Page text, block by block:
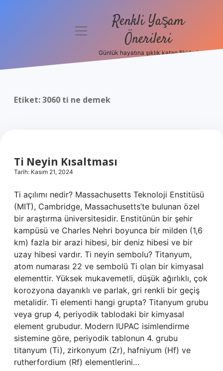
Politikası
menüyü
Renkli Yaşam
Önerileri
Günlük hayatına şıklık katan fikirler!
Etiket:3060 ti ne demek
Ti Neyin Kısaltması
Tarih: Kasım 21, 2024
Ti açılımı nedir? Massachusetts Teknoloji Enstitüsü
(MIT), Cambridge, Massachusetts’te bulunan özel
bir araştırma üniversitesidir. Enstitünün bir şehir
kampüsü ve Charles Nehri boyunca bir milden (1,6
km) fazla bir arazi hibesi, bir deniz hibesi ve bir
uzay hibesi vardır. Ti neyin sembolu? Titanyum,
atom numarası 22 ve sembolü Ti olan bir kimyasal
elementtir. Yüksek mukavemetli, düşük ağırlıklı, çok
korozyona dayanıklı ve parlak, gri renkli bir geçiş
metalidir. Ti elementi hangi grupta? Titanyum grubu
veya grup 4, periyodik tablodaki bir kimyasal
element grubudur. Modern IUPAC isimlendirme
sistemine göre, periyodik tablonun 4. grubu
titanyum (Ti), zirkonyum (Zr), hafniyum (Hf) ve
rutherfordium (Rf) elementlerini…